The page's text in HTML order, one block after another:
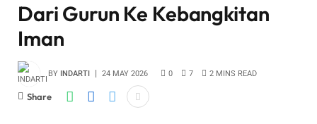
Dari Gurun Ke Kebangkitan
Iman
BY INDARTI 24 MAY 2026 0 7 2 MINS READ
Share